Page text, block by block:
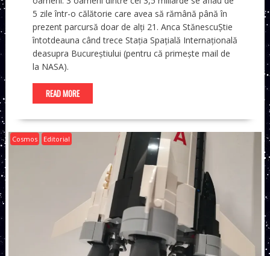
5 zile într-o călătorie care avea să rămână până în
prezent parcursă doar de alți 21. Anca StănescuȘtie
întotdeauna când trece Stația Spațială Internațională
deasupra Bucureștiului (pentru că primește mail de
la NASA).
READ MORE
Cosmos Editorial